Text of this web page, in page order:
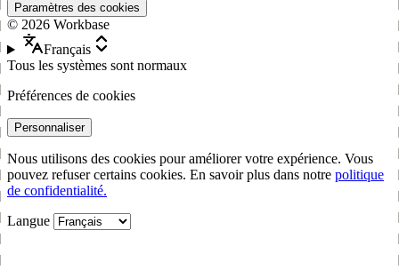
Paramètres des cookies
© 2026 Workbase
Français
Tous les systèmes sont normaux
Préférences de cookies
Personnaliser
Nous utilisons des cookies pour améliorer votre expérience. Vous
pouvez refuser certains cookies. En savoir plus dans notre politique
de confidentialité.
Langue